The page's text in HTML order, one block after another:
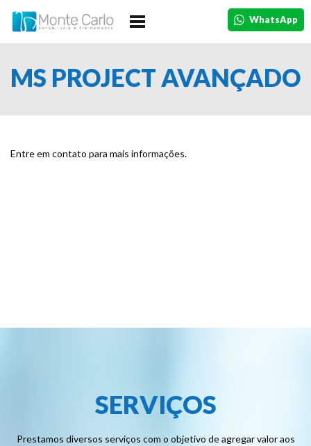
HOME
CURSOS
TURMAS
WhatsApp
MS PROJECT AVANÇADO
Entre em contato para mais informações.
SERVIÇOS
Prestamos diversos serviços com o objetivo de agregar valor aos